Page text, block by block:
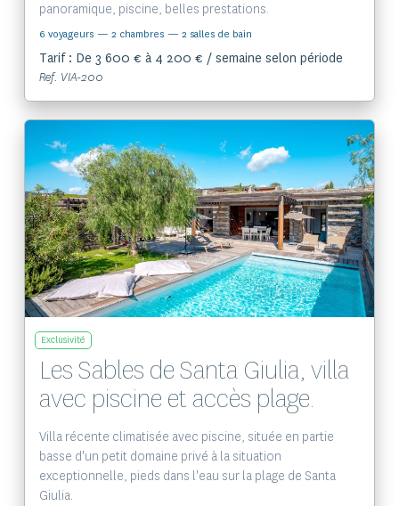
panoramique, piscine, belles prestations.
6 voyageurs — 2 chambres — 2 salles de bain
Tarif : De 3 600 € à 4 200 € / semaine selon période
Ref. VIA-200
Voir le bien
Exclusivité
Les Sables de Santa Giulia, villa
avec piscine et accès plage.
Villa récente climatisée avec piscine, située en partie
basse d'un petit domaine privé à la situation
exceptionnelle, pieds dans l'eau sur la plage de Santa
Giulia.